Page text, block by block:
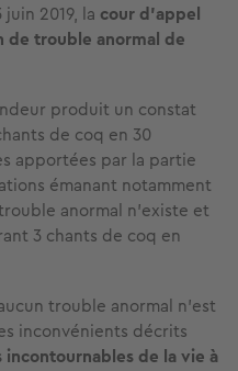
2019, la cour d’appel
de trouble anormal de
produit un constat
de coq en 30
apportées par la partie
émanant notamment
anormal n’existe et
3 chants de coq en
trouble anormal n’est
inconvénients décrits
de la vie à